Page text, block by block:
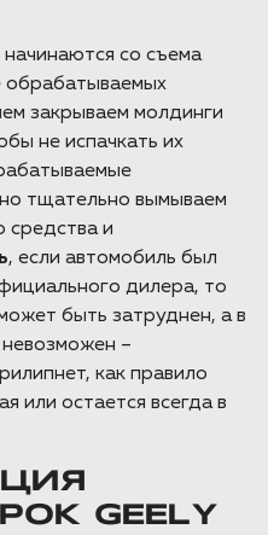
со съема
обрабатываемых
закрываем молдинги
не испачкать их
тщательно вымываем
средства и
, если автомобиль был
дилера, то
быть затруднен, а в
–
как правило
или остается всегда в
GEELY